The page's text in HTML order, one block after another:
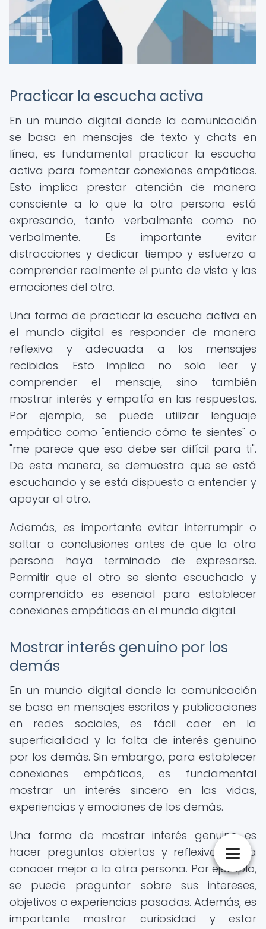
Practicar la escucha activa
En un mundo digital donde la comunicación
se basa en mensajes de texto y chats en
línea, es fundamental practicar la escucha
activa para fomentar conexiones empáticas.
Esto implica prestar atención de manera
consciente a lo que la otra persona está
expresando, tanto verbalmente como no
verbalmente. Es importante evitar
distracciones y dedicar tiempo y esfuerzo a
comprender realmente el punto de vista y las
emociones del otro.
Una forma de practicar la escucha activa en
el mundo digital es responder de manera
reflexiva y adecuada a los mensajes
recibidos. Esto implica no solo leer y
comprender el mensaje, sino también
mostrar interés y empatía en las respuestas.
Por ejemplo, se puede utilizar lenguaje
empático como "entiendo cómo te sientes" o
"me parece que eso debe ser difícil para ti".
De esta manera, se demuestra que se está
escuchando y se está dispuesto a entender y
apoyar al otro.
Además, es importante evitar interrumpir o
saltar a conclusiones antes de que la otra
persona haya terminado de expresarse.
Permitir que el otro se sienta escuchado y
comprendido es esencial para establecer
conexiones empáticas en el mundo digital.
Mostrar interés genuino por los
demás
En un mundo digital donde la comunicación
se basa en mensajes escritos y publicaciones
en redes sociales, es fácil caer en la
superficialidad y la falta de interés genuino
por los demás. Sin embargo, para establecer
conexiones empáticas, es fundamental
mostrar un interés sincero en las vidas,
experiencias y emociones de los demás.
Una forma de mostrar interés genuino es
hacer preguntas abiertas y reflexivas para
conocer mejor a la otra persona. Por ejemplo,
se puede preguntar sobre sus intereses,
objetivos o experiencias pasadas. Además, es
importante mostrar curiosidad y estar